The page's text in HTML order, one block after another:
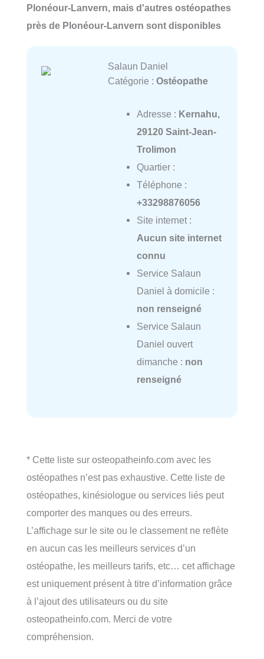
Plonéour-Lanvern, mais d'autres ostéopathes
près de Plonéour-Lanvern sont disponibles
Salaun Daniel
Catégorie : Ostéopathe
Adresse : Kernahu,
29120 Saint-Jean-
Trolimon
Quartier :
Téléphone :
+33298876056
Site internet :
Aucun site internet
connu
Service Salaun
Daniel à domicile :
non renseigné
Service Salaun
Daniel ouvert
dimanche : non
renseigné
* Cette liste sur osteopatheinfo.com avec les
ostéopathes n’est pas exhaustive. Cette liste de
ostéopathes, kinésiologue ou services liés peut
comporter des manques ou des erreurs.
L’affichage sur le site ou le classement ne reflète
en aucun cas les meilleurs services d’un
ostéopathe, les meilleurs tarifs, etc… cet affichage
est uniquement présent à titre d’information grâce
à l’ajout des utilisateurs ou du site
osteopatheinfo.com. Merci de votre
compréhension.